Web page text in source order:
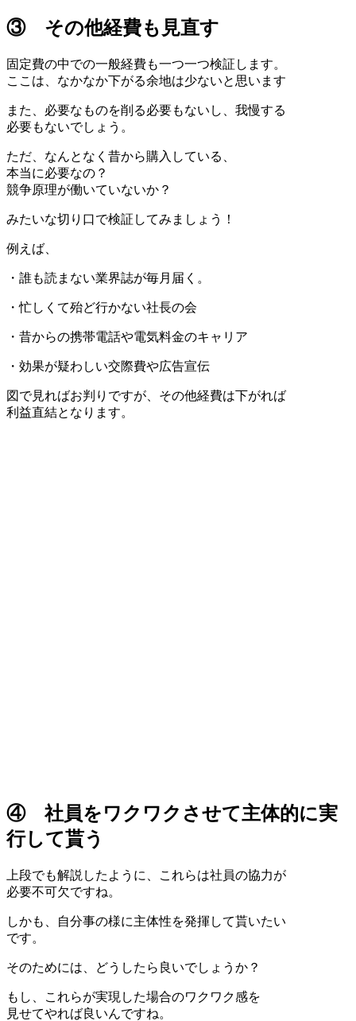
③ その他経費も見直す
固定費の中での一般経費も一つ一つ検証します。
ここは、なかなか下がる余地は少ないと思います
また、必要なものを削る必要もないし、我慢する
必要もないでしょう。
ただ、なんとなく昔から購入している、
本当に必要なの？
競争原理が働いていないか？
みたいな切り口で検証してみましょう！
例えば、
・誰も読まない業界誌が毎月届く。
・忙しくて殆ど行かない社長の会
・昔からの携帯電話や電気料金のキャリア
・効果が疑わしい交際費や広告宣伝
図で見ればお判りですが、その他経費は下がれば
利益直結となります。
④ 社員をワクワクさせて主体的に実
行して貰う
上段でも解説したように、これらは社員の協力が
必要不可欠ですね。
しかも、自分事の様に主体性を発揮して貰いたい
です。
そのためには、どうしたら良いでしょうか？
もし、これらが実現した場合のワクワク感を
見せてやれば良いんですね。